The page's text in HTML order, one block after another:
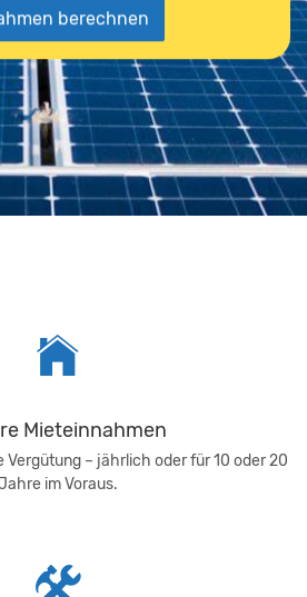
Mieteinnahmen
Vergütung – jährlich oder für 10 oder 20
im Voraus.